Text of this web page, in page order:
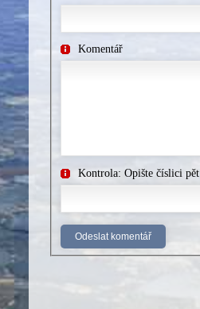
Komentář
Kontrola: Opište číslici pět